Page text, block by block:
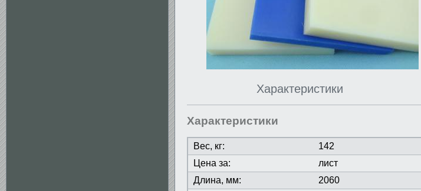
Характеристики
Характеристики
Вес, кг:
142
Цена за:
лист
Длина, мм:
2060